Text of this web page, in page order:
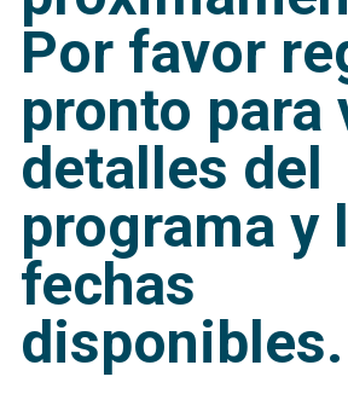
Por favor
pronto para
detalles del
programa y
fechas
disponibles.